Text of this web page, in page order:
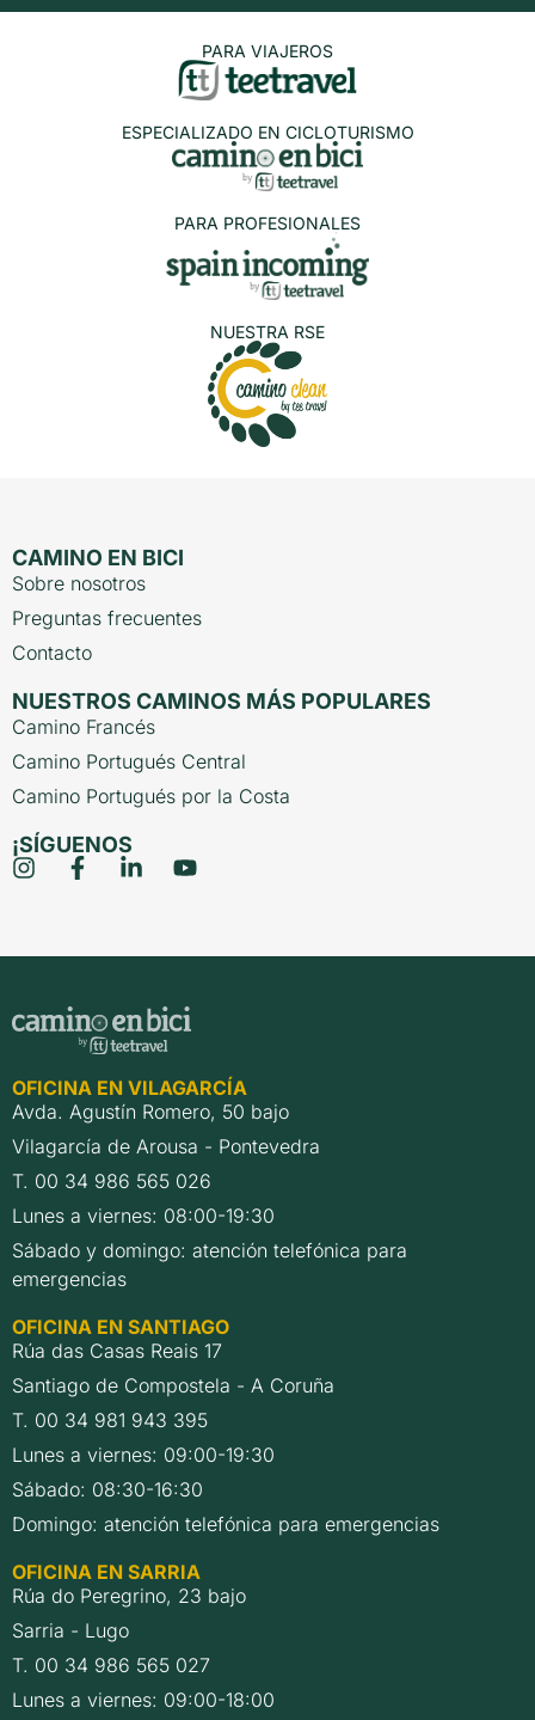
PARA VIAJEROS
ESPECIALIZADO EN CICLOTURISMO
PARA PROFESIONALES
NUESTRA RSE
CAMINO EN BICI
Sobre nosotros
Preguntas frecuentes
Contacto
NUESTROS CAMINOS MÁS POPULARES
Camino Francés
Camino Portugués Central
Camino Portugués por la Costa
¡SÍGUENOS
OFICINA EN VILAGARCÍA
Avda. Agustín Romero, 50 bajo
Vilagarcía de Arousa - Pontevedra
T. 00 34 986 565 026
Lunes a viernes: 08:00-19:30
Sábado y domingo: atención telefónica para
emergencias
OFICINA EN SANTIAGO
Rúa das Casas Reais 17
Santiago de Compostela - A Coruña
T. 00 34 981 943 395
Lunes a viernes: 09:00-19:30
Sábado: 08:30-16:30
Domingo: atención telefónica para emergencias
OFICINA EN SARRIA
Rúa do Peregrino, 23 bajo
Sarria - Lugo
T. 00 34 986 565 027
Lunes a viernes: 09:00-18:00